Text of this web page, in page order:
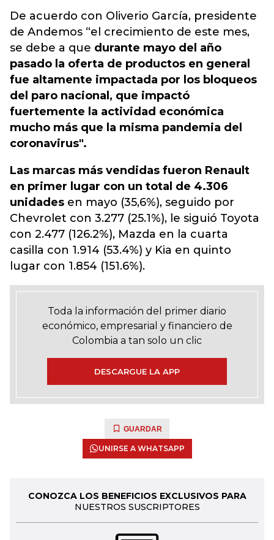
De acuerdo con Oliverio García, presidente
de Andemos “el crecimiento de este mes,
se debe a que durante mayo del año
pasado la oferta de productos en general
fue altamente impactada por los bloqueos
del paro nacional, que impactó
fuertemente la actividad económica
mucho más que la misma pandemia del
coronavirus".
Las marcas más vendidas fueron Renault
en primer lugar con un total de 4.306
unidades en mayo (35,6%), seguido por
Chevrolet con 3.277 (25.1%), le siguió Toyota
con 2.477 (126.2%), Mazda en la cuarta
casilla con 1.914 (53.4%) y Kia en quinto
lugar con 1.854 (151.6%).
Toda la información del primer diario
económico, empresarial y financiero de
Colombia a tan solo un clic
DESCARGUE LA APP
GUARDAR
UNIRSE A WHATSAPP
CONOZCA LOS BENEFICIOS EXCLUSIVOS PARA
NUESTROS SUSCRIPTORES